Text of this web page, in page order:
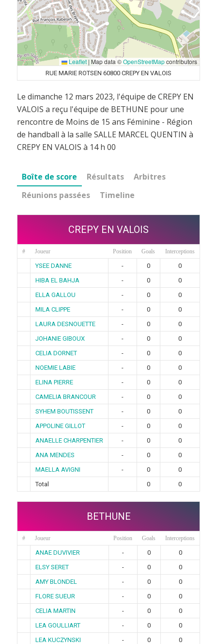
Leaflet | Map data ©OpenStreetMapcontributors
RUE MARIE ROTSEN 60800 CREPY EN VALOIS
Le dimanche 12 mars 2023, l'équipe de CREPY EN
VALOIS a reçu l'équipe de BETHUNE pour une
rencontre de Moins de 15 ans Féminine - Région
de handball à la salle SALLE MARCEL QUENTIN à
CREPY EN VALOIS à 14 h 00
Boîte de score Résultats
Arbitres
Réunions passées
Timeline
CREPY EN VALOIS
# Joueur Position Goals Interceptions
YSEE DANNE - 0
0
HIBA EL BAHJA
- 0
0
ELLA GALLOU
- 0
0
MILA CLIPPE
- 0
0
LAURA DESNOUETTE
- 0
0
JOHANIE GIBOUX
- 0
0
CELIA DORNET
- 0
0
NOEMIE LABIE
- 0
0
ELINA PIERRE
- 0
0
CAMELIA BRANCOUR
- 0
0
SYHEM BOUTISSENT
- 0
0
APPOLINE GILLOT
- 0
0
ANAELLE CHARPENTIER
- 0
0
ANA MENDES
- 0
0
MAELLA AVIGNI
- 0
0
Total
0 0
BETHUNE
# Joueur Position Goals Interceptions
ANAE DUVIVIER - 0
0
ELSY SERET
- 0
0
AMY BLONDEL
- 0
0
FLORE SUEUR
- 0
0
CELIA MARTIN
- 0
0
LEA GOULLIART
- 0
0
LEA KUCZYNSKI
- 0
0